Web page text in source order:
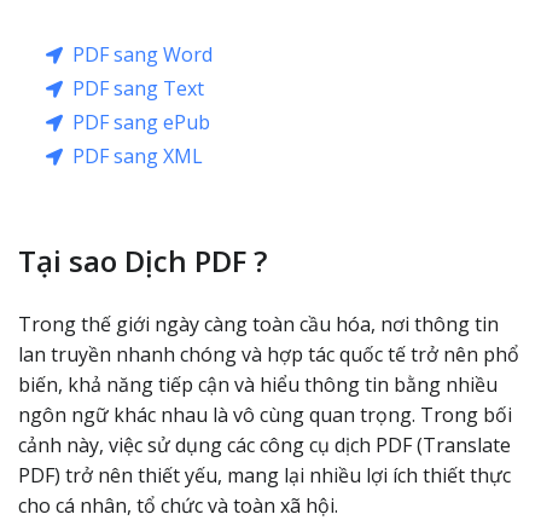
PDF sang Word
PDF sang Text
PDF sang ePub
PDF sang XML
Tại sao Dịch PDF ?
Trong thế giới ngày càng toàn cầu hóa, nơi thông tin
lan truyền nhanh chóng và hợp tác quốc tế trở nên phổ
biến, khả năng tiếp cận và hiểu thông tin bằng nhiều
ngôn ngữ khác nhau là vô cùng quan trọng. Trong bối
cảnh này, việc sử dụng các công cụ dịch PDF (Translate
PDF) trở nên thiết yếu, mang lại nhiều lợi ích thiết thực
cho cá nhân, tổ chức và toàn xã hội.